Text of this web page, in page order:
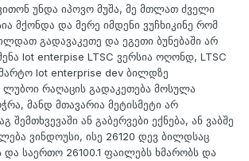
უნდა იპოვო მუშა, მე მთლათ ძველი
მქონდა და მერე იმდენი ვუჩხიკინე რომ
გადავაკეთე და ეგეთი ბუნებაში არ
Iot enterpise LTSC ვერსია ოღონდ, LTSC
მარტო Iot enterprise dev ბილდზე
რაღაცის გადაკეთება მოსულა
მანდ მთავარია მეტისმეტი არ
შემთხვევაში ან გაბერვები ექნება, ან ვაბშე
ვინდოუსი, ისე 26120 დევ ბილდსაც
და საერთო 26100.1 ფაილებს ხმარობს და